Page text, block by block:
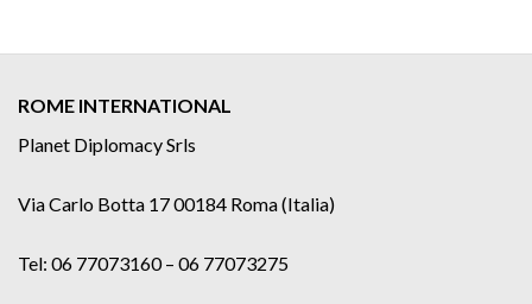
ROME INTERNATIONAL
Planet Diplomacy Srls
Via Carlo Botta 17 00184 Roma (Italia)
Tel: 06 77073160 – 06 77073275